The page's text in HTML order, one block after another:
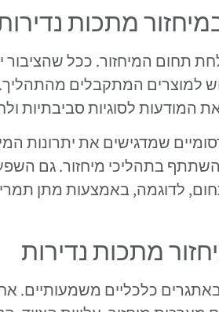
מתכות
תחום המיחזור. ככל שהציבור
למוצרים המתקבלים
המודעות לסוגיות סביבתיות
שמדגישים את יתרונות
בתהליכי מיחזור. גם
לדוגמה, באמצעות מתן
מתכות נדירות
כלכליים משמעותיים.